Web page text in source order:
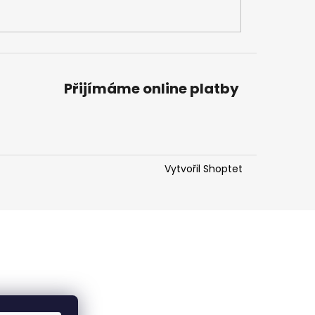
Přijímáme online platby
Vytvořil Shoptet